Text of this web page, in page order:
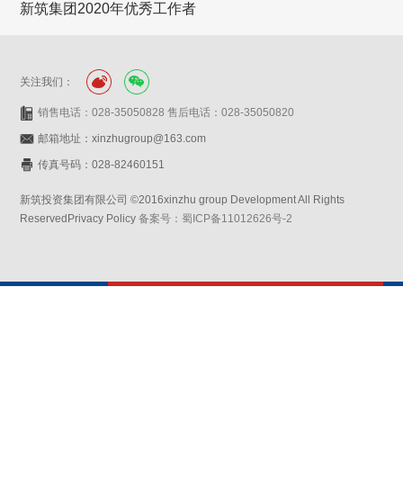
新筑集团2020年优秀工作者
关注我们：
销售电话：028-35050828 售后电话：028-35050820
邮箱地址：xinzhugroup@163.com
传真号码：028-82460151
新筑投资集团有限公司 ©2016xinzhu group Development All Rights
ReservedPrivacy Policy备案号：蜀ICP备11012626号-2